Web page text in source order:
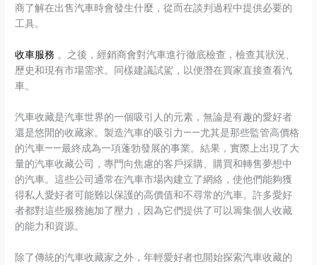
商了解在出售汽車時會發生什麼，從而在談判過程中提供必要的
工具。
收車服務 。之後，經銷商會對汽車進行徹底檢查，檢查其狀況、
歷史和現有市場需求。同樣建議試駕，以便潛在買家直接查看汽
車。
汽車收藏是汽車世界的一個吸引人的元素，無論是有趣的愛好者
還是悠閒的收藏家。製造汽車的吸引力——尤其是那些監管高價格
的汽車——最終成為一項蓬勃發展的事業。結果，實際上出現了大
量的汽車收藏公司，專門向焦慮的客戶採購、購買和轉售夢想中
的汽車。這些公司通常在汽車市場內建立了網絡，使他們能夠獲
得私人愛好者可能難以保護的高價值和不尋常的汽車。許多愛好
者都對這些服務施加了壓力，因為它們提供了可以籌集個人收藏
的能力和資源。
除了傳統的汽車收藏家之外，年輕愛好者也開始探索汽車收藏的